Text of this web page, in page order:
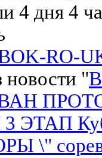
4 дня 4
RO-
новости "
\"